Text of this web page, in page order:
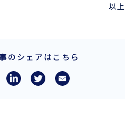
以上
のシェアはこちら